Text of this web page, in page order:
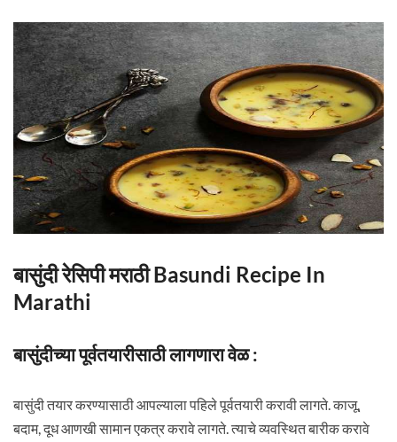
बासुंदी रेसिपी मराठी Basundi Recipe In
Marathi
बासुंदीच्या पूर्वतयारीसाठी लागणारा वेळ :
बासुंदी तयार करण्यासाठी आपल्याला पहिले पूर्वतयारी करावी लागते. काजू,
बदाम, दूध आणखी सामान एकत्र करावे लागते. त्याचे व्यवस्थित बारीक करावे